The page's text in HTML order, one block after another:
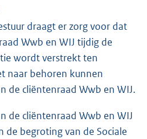
draagt er zorg voor dat
Wwb en WIJ tijdig de
wordt verstrekt ten
naar behoren kunnen
de cliëntenraad Wwb en WIJ.
de cliëntenraad Wwb en WIJ
de begroting van de Sociale